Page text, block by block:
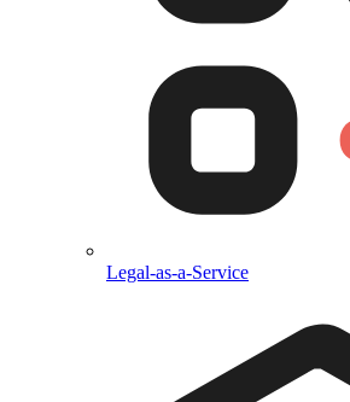
Legal-as-a-Service